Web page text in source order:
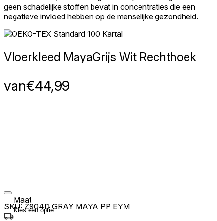
geen schadelijke stoffen bevat in concentraties die een
negatieve invloed hebben op de menselijke gezondheid.
Vloerkleed MayaGrijs Wit Rechthoek
van€44,99
Maat
SKU: Z904D GRAY MAYA PP EYM